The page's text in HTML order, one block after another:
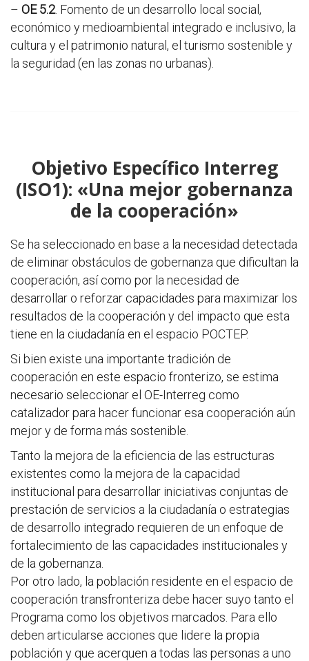
– OE 5.2. Fomento de un desarrollo local social,
económico y medioambiental integrado e inclusivo, la
cultura y el patrimonio natural, el turismo sostenible y
la seguridad (en las zonas no urbanas).
Objetivo Específico Interreg
(ISO1): «Una mejor gobernanza
de la cooperación»
Se ha seleccionado en base a la necesidad detectada
de eliminar obstáculos de gobernanza que dificultan la
cooperación, así como por la necesidad de
desarrollar o reforzar capacidades para maximizar los
resultados de la cooperación y del impacto que esta
tiene en la ciudadanía en el espacio POCTEP.
Si bien existe una importante tradición de
cooperación en este espacio fronterizo, se estima
necesario seleccionar el OE-Interreg como
catalizador para hacer funcionar esa cooperación aún
mejor y de forma más sostenible.
Tanto la mejora de la eficiencia de las estructuras
existentes como la mejora de la capacidad
institucional para desarrollar iniciativas conjuntas de
prestación de servicios a la ciudadanía o estrategias
de desarrollo integrado requieren de un enfoque de
fortalecimiento de las capacidades institucionales y
de la gobernanza.
Por otro lado, la población residente en el espacio de
cooperación transfronteriza debe hacer suyo tanto el
Programa como los objetivos marcados. Para ello
deben articularse acciones que lidere la propia
población y que acerquen a todas las personas a uno